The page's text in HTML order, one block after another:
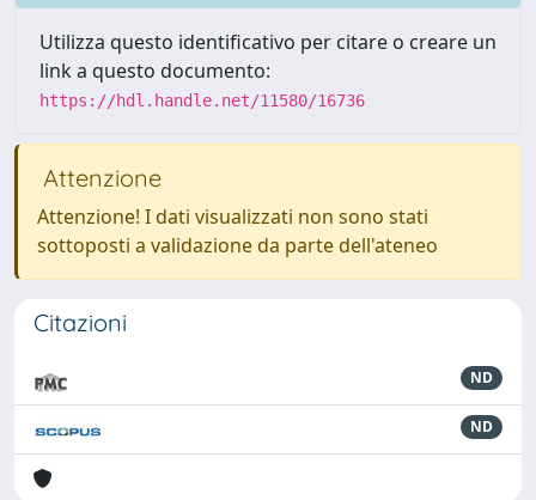
Utilizza questo identificativo per citare o creare un
link a questo documento:
https://hdl.handle.net/11580/16736
Attenzione
Attenzione! I dati visualizzati non sono stati
sottoposti a validazione da parte dell'ateneo
Citazioni
ND
ND